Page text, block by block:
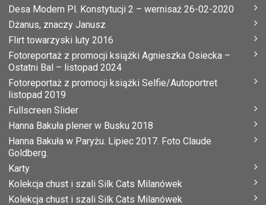
Desa Modern Pl. Konstytucji 2 – wernisaż 26-02-2020
Dżanus, znaczy Janusz
Flirt towarzyski luty 2016
Fotoreportaż z promocji książki Agnieszka Osiecka –
Ostatni Bal – listopad 2024
Fotoreportaż z promocji książki Selfie/Autoportret
listopad 2019
Fullscreen Slider
Hanna Bakuła plener w Busku 2018
Hanna Bakuła w Paryżu. Lipiec 2017. Foto Claude
Goldberg.
Karty
Kolekcja chust i szali Silk Cats Milanówek
Kolekcja chust i szali Silk Cats Milanówek